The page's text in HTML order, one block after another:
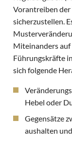
Vorantreiben
sicherzustellen.
Miteinanders auf
Führungskräfte
sich folgende
Hebel oder
Gegensätze
aushalten